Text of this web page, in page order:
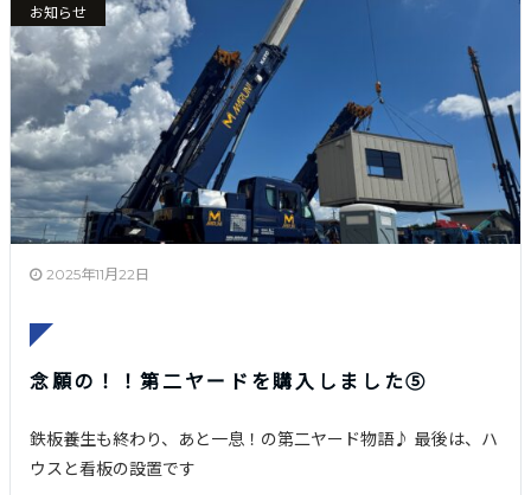
お知らせ
2025年11月22日
念願の！！第二ヤードを購入しました⑤
鉄板養生も終わり、あと一息！の第二ヤード物語♪ 最後は、ハ
ウスと看板の設置です